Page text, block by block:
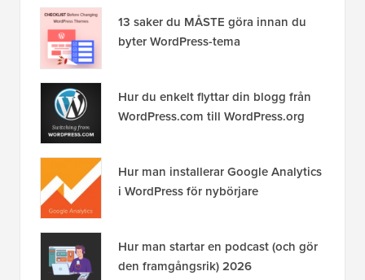
13 saker du MÅSTE göra innan du
byter WordPress-tema
Hur du enkelt flyttar din blogg från
WordPress.com till WordPress.org
Hur man installerar Google Analytics
i WordPress för nybörjare
Hur man startar en podcast (och gör
den framgångsrik) 2026